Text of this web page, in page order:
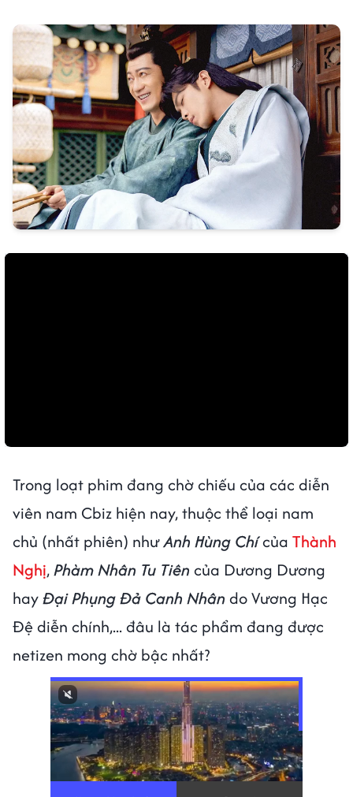
Trong loạt phim đang chờ chiếu của các diễn
viên nam Cbiz hiện nay, thuộc thể loại nam
chủ (nhất phiên) nhưAnh Hùng Chícủa Thành
Nghị,Phàm Nhân Tu Tiên của Dương Dương
hayĐại Phụng Đả Canh Nhân do Vương Hạc
Đệ diễn chính,... đâu là tác phẩm đang được
netizen mong chờ bậc nhất?